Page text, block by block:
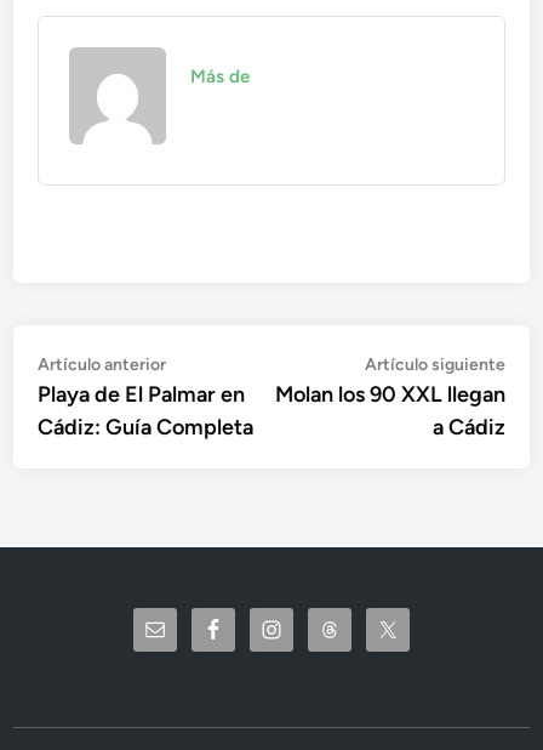
Más de
Navegación
de
entradas
Artículo anteriorArtículo
anterior:
Playa de El Palmar en
Cádiz: Guía Completa
Artículo siguiente
Molan los 90 XXL llegan
a Cádiz